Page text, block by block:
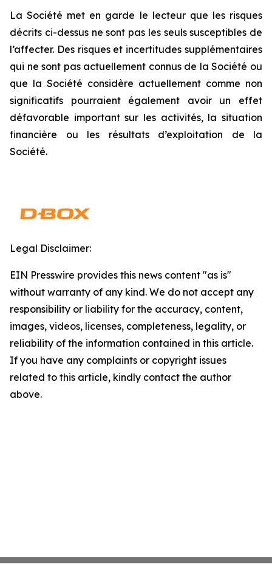
La Société met en garde le lecteur que les risques
décrits ci-dessus ne sont pas les seuls susceptibles de
l’affecter. Des risques et incertitudes supplémentaires
qui ne sont pas actuellement connus de la Société ou
que la Société considère actuellement comme non
significatifs pourraient également avoir un effet
défavorable important sur les activités, la situation
financière ou les résultats d’exploitation de la
Société.
Legal Disclaimer:
EIN Presswire provides this news content "as is"
without warranty of any kind. We do not accept any
responsibility or liability for the accuracy, content,
images, videos, licenses, completeness, legality, or
reliability of the information contained in this article.
If you have any complaints or copyright issues
related to this article, kindly contact the author
above.